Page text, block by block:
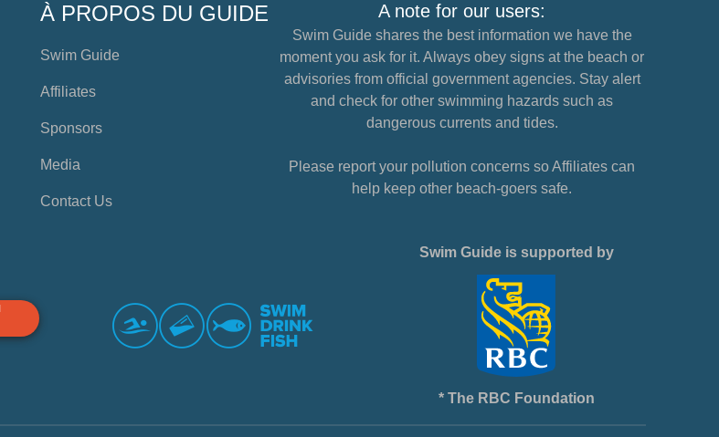
À PROPOS DU GUIDE
Swim Guide
Affiliates
Sponsors
Media
Contact Us
A note for our users:
Swim Guide shares the best information we have the
moment you ask for it. Always obey signs at the beach or
advisories from official government agencies. Stay alert
and check for other swimming hazards such as
dangerous currents and tides.
Please report your pollution concerns so Affiliates can
help keep other beach-goers safe.
Swim Guide is supported by
* The RBC Foundation